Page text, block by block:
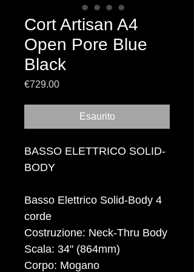
Cort Artisan A4
Open Pore Blue
Black
€729.00Prezzo
Esaurito
BASSO ELETTRICO SOLID-
BODY
Basso Elettrico Solid-Body 4
corde
Costruzione: Neck-Thru Body
Scala: 34" (864mm)
Corpo: Mogano